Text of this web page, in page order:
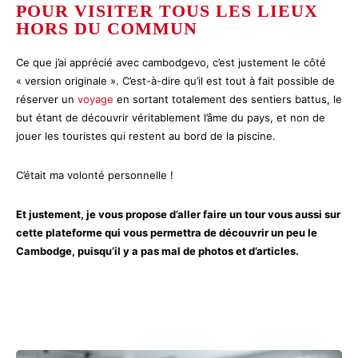
POUR VISITER TOUS LES LIEUX
HORS DU COMMUN
Ce que j’ai apprécié avec cambodgevo, c’est justement le côté
« version originale ». C’est-à-dire qu’il est tout à fait possible de
réserver un voyage en sortant totalement des sentiers battus, le
but étant de découvrir véritablement l’âme du pays, et non de
jouer les touristes qui restent au bord de la piscine.
C’était ma volonté personnelle !
Et justement, je vous propose d’aller faire un tour vous aussi sur
cette plateforme qui vous permettra de découvrir un peu le
Cambodge, puisqu’il y a pas mal de photos et d’articles.